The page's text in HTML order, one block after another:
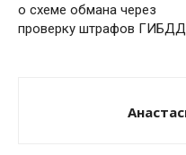
о схеме обмана через
проверку штрафов ГИБДД